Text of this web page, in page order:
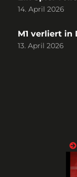
14. April 2026
M1 verliert in
13. April 2026